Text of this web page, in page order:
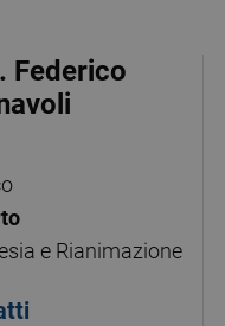
Federico
e Rianimazione